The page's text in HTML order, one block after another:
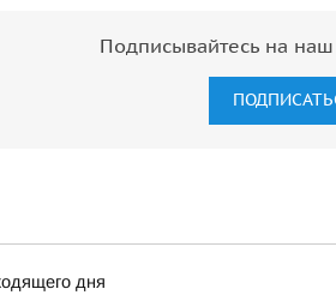
Подписывайтесь на
дня